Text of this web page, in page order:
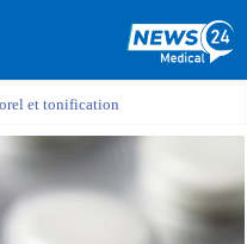
et tonification